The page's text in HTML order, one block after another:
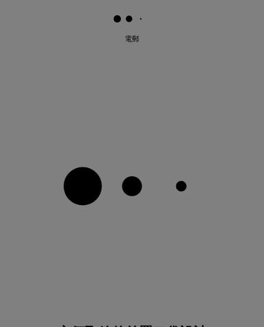
電郵